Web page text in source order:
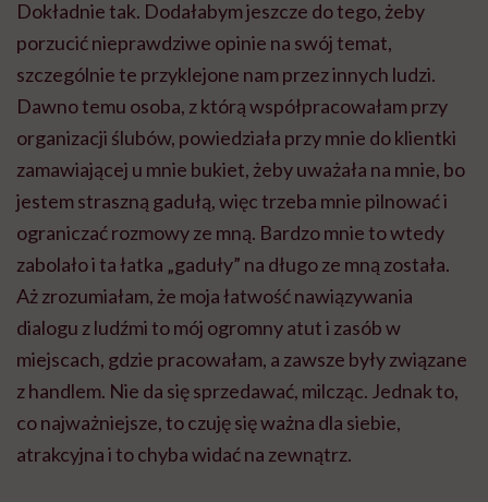
Dokładnie tak. Dodałabym jeszcze do tego, żeby
porzucić nieprawdziwe opinie na swój temat,
szczególnie te przyklejone nam przez innych ludzi.
Dawno temu osoba, z którą współpracowałam przy
organizacji ślubów, powiedziała przy mnie do klientki
zamawiającej u mnie bukiet, żeby uważała na mnie, bo
jestem straszną gadułą, więc trzeba mnie pilnować i
ograniczać rozmowy ze mną. Bardzo mnie to wtedy
zabolało i ta łatka „gaduły” na długo ze mną została.
Aż zrozumiałam, że moja łatwość nawiązywania
dialogu z ludźmi to mój ogromny atut i zasób w
miejscach, gdzie pracowałam, a zawsze były związane
z handlem. Nie da się sprzedawać, milcząc. Jednak to,
co najważniejsze, to czuję się ważna dla siebie,
atrakcyjna i to chyba widać na zewnątrz.